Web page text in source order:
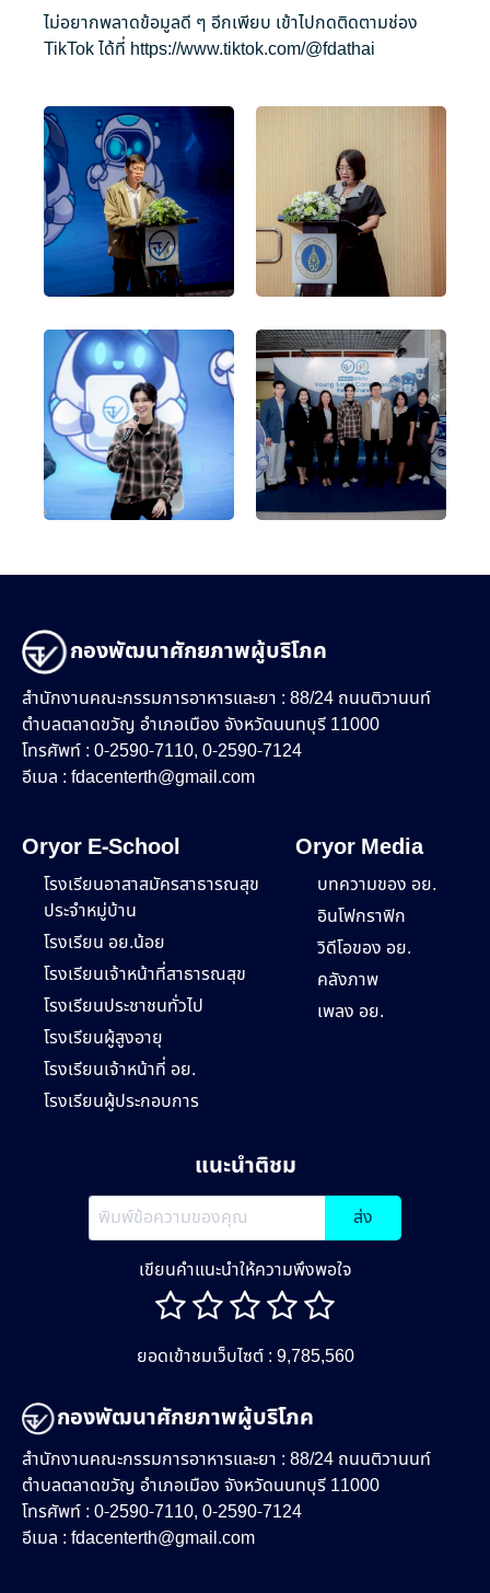
ไม่อยากพลาดข้อมูลดี ๆ อีกเพียบ เข้าไปกดติดตามช่อง
TikTok ได้ที่ https://www.tiktok.com/@fdathai
กองพัฒนาศักยภาพผู้บริโภค
สำนักงานคณะกรรมการอาหารและยา : 88/24 ถนนติวานนท์
ตำบลตลาดขวัญ อำเภอเมือง จังหวัดนนทบุรี 11000
โทรศัพท์ : 0-2590-7110, 0-2590-7124
อีเมล : fdacenterth@gmail.com
Oryor E-School
โรงเรียนอาสาสมัครสาธารณสุข
ประจำหมู่บ้าน
โรงเรียน อย.น้อย
โรงเรียนเจ้าหน้าที่สาธารณสุข
โรงเรียนประชาชนทั่วไป
โรงเรียนผู้สูงอายุ
โรงเรียนเจ้าหน้าที่ อย.
โรงเรียนผู้ประกอบการ
Oryor Media
บทความของ อย.
อินโฟกราฟิก
วิดีโอของ อย.
คลังภาพ
เพลง อย.
แนะนำติชม
ส่ง
เขียนคำแนะนำให้ความพึงพอใจ
ยอดเข้าชมเว็บไซต์ : 9,785,560
กองพัฒนาศักยภาพผู้บริโภค
สำนักงานคณะกรรมการอาหารและยา : 88/24 ถนนติวานนท์
ตำบลตลาดขวัญ อำเภอเมือง จังหวัดนนทบุรี 11000
โทรศัพท์ : 0-2590-7110, 0-2590-7124
อีเมล : fdacenterth@gmail.com